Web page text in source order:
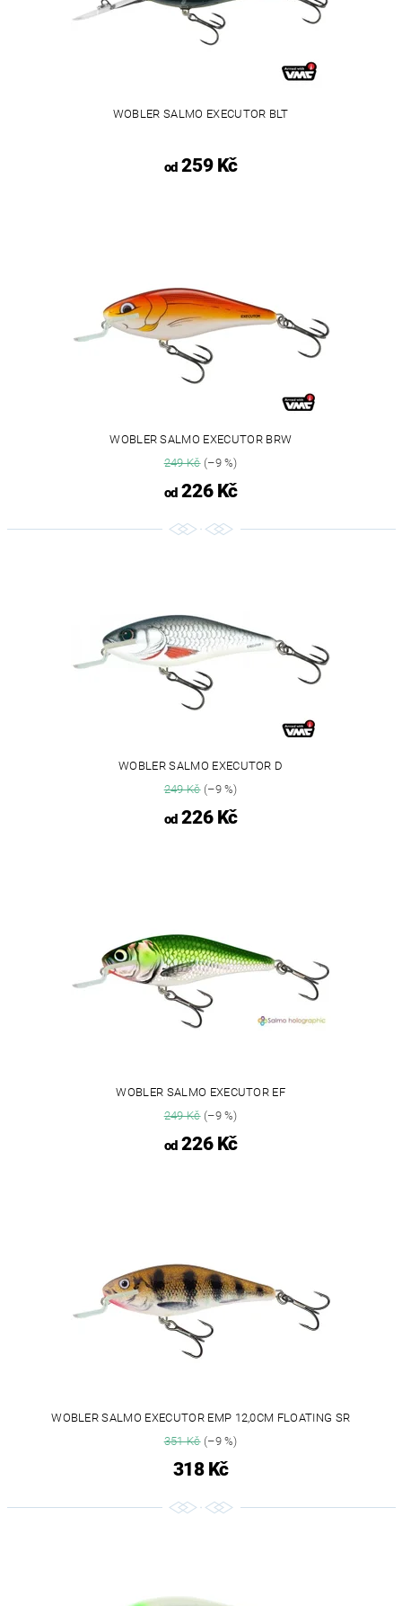
WOBLER SALMO EXECUTOR BLT
od259 Kč
WOBLER SALMO EXECUTOR BRW
249 Kč(–9 %)
od226 Kč
WOBLER SALMO EXECUTOR D
249 Kč(–9 %)
od226 Kč
WOBLER SALMO EXECUTOR EF
249 Kč(–9 %)
od226 Kč
WOBLER SALMO EXECUTOR EMP 12,0CM FLOATING SR
351 Kč(–9 %)
318 Kč